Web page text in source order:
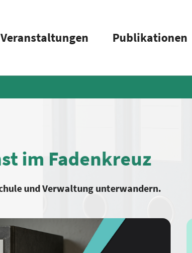
Veranstaltungen Publikationen
im Fadenkreuz
und Verwaltung unterwandern.